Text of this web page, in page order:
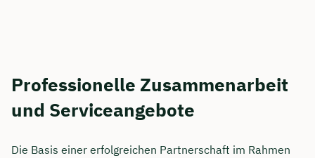
Professionelle Zusammenarbeit
und Serviceangebote
Die Basis einer erfolgreichen Partnerschaft im Rahmen